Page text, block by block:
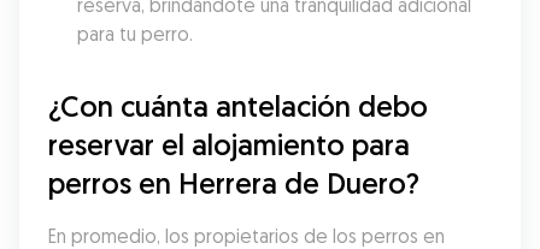
reserva, brindándote una tranquilidad adicional
para tu perro.
¿Con cuánta antelación debo
reservar el alojamiento para
perros en Herrera de Duero?
En promedio, los propietarios de los perros en